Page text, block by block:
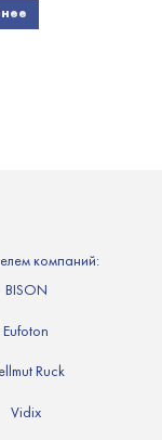
компаний:
BISON
Eufoton
Ruck
Vidix